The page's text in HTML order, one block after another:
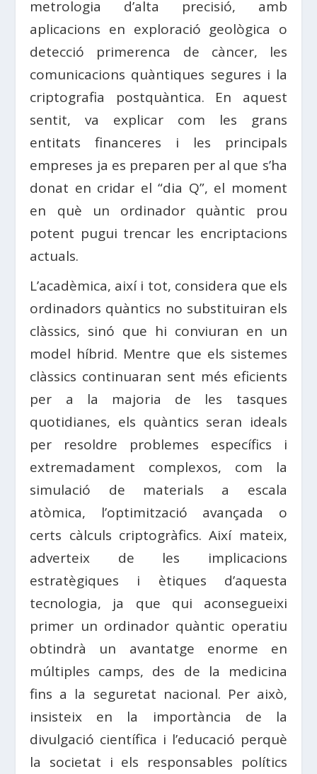
metrologia d’alta precisió, amb
aplicacions en exploració geològica o
detecció primerenca de càncer, les
comunicacions quàntiques segures i la
criptografia postquàntica. En aquest
sentit, va explicar com les grans
entitats financeres i les principals
empreses ja es preparen per al que s’ha
donat en cridar el “dia Q”, el moment
en què un ordinador quàntic prou
potent pugui trencar les encriptacions
actuals.
L’acadèmica, així i tot, considera que els
ordinadors quàntics no substituiran els
clàssics, sinó que hi conviuran en un
model híbrid. Mentre que els sistemes
clàssics continuaran sent més eficients
per a la majoria de les tasques
quotidianes, els quàntics seran ideals
per resoldre problemes específics i
extremadament complexos, com la
simulació de materials a escala
atòmica, l’optimització avançada o
certs càlculs criptogràfics. Així mateix,
adverteix de les implicacions
estratègiques i ètiques d’aquesta
tecnologia, ja que qui aconsegueixi
primer un ordinador quàntic operatiu
obtindrà un avantatge enorme en
múltiples camps, des de la medicina
fins a la seguretat nacional. Per això,
insisteix en la importància de la
divulgació científica i l’educació perquè
la societat i els responsables polítics